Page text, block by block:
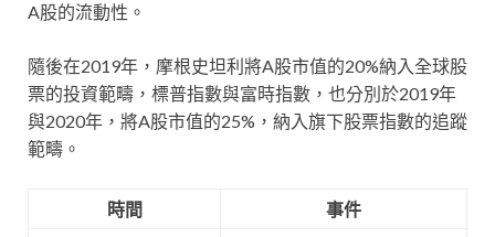
A股的流動性。
隨後在2019年，摩根史坦利將A股市值的20%納入全球股
票的投資範疇，標普指數與富時指數，也分別於2019年
與2020年，將A股市值的25%，納入旗下股票指數的追蹤
範疇。
時間
事件